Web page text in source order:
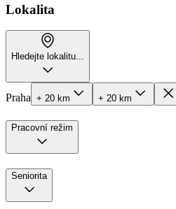
Lokalita
Hledejte lokalitu...
Praha + 20 km + 20 km
Pracovní režim
Seniorita